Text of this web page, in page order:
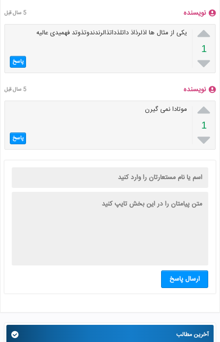
نویسنده 5 سال قبل

1

یکی از مثال ها اذلرذاذ داتلذداتذالرندندوتذوتد فهمیدی عالیه
پاسخ
نویسنده 5 سال قبل

1

موتادا نمی گیرن
پاسخ
ارسال پاسخ
آخرین مطالب